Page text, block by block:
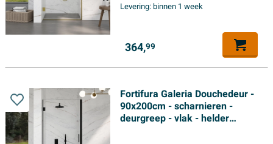
Levering:binnen 1 week
364,99
Fortifura Galeria Douchedeur -
90x200cm - scharnieren -
deurgreep - vlak - helder